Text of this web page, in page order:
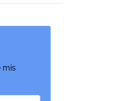
mis